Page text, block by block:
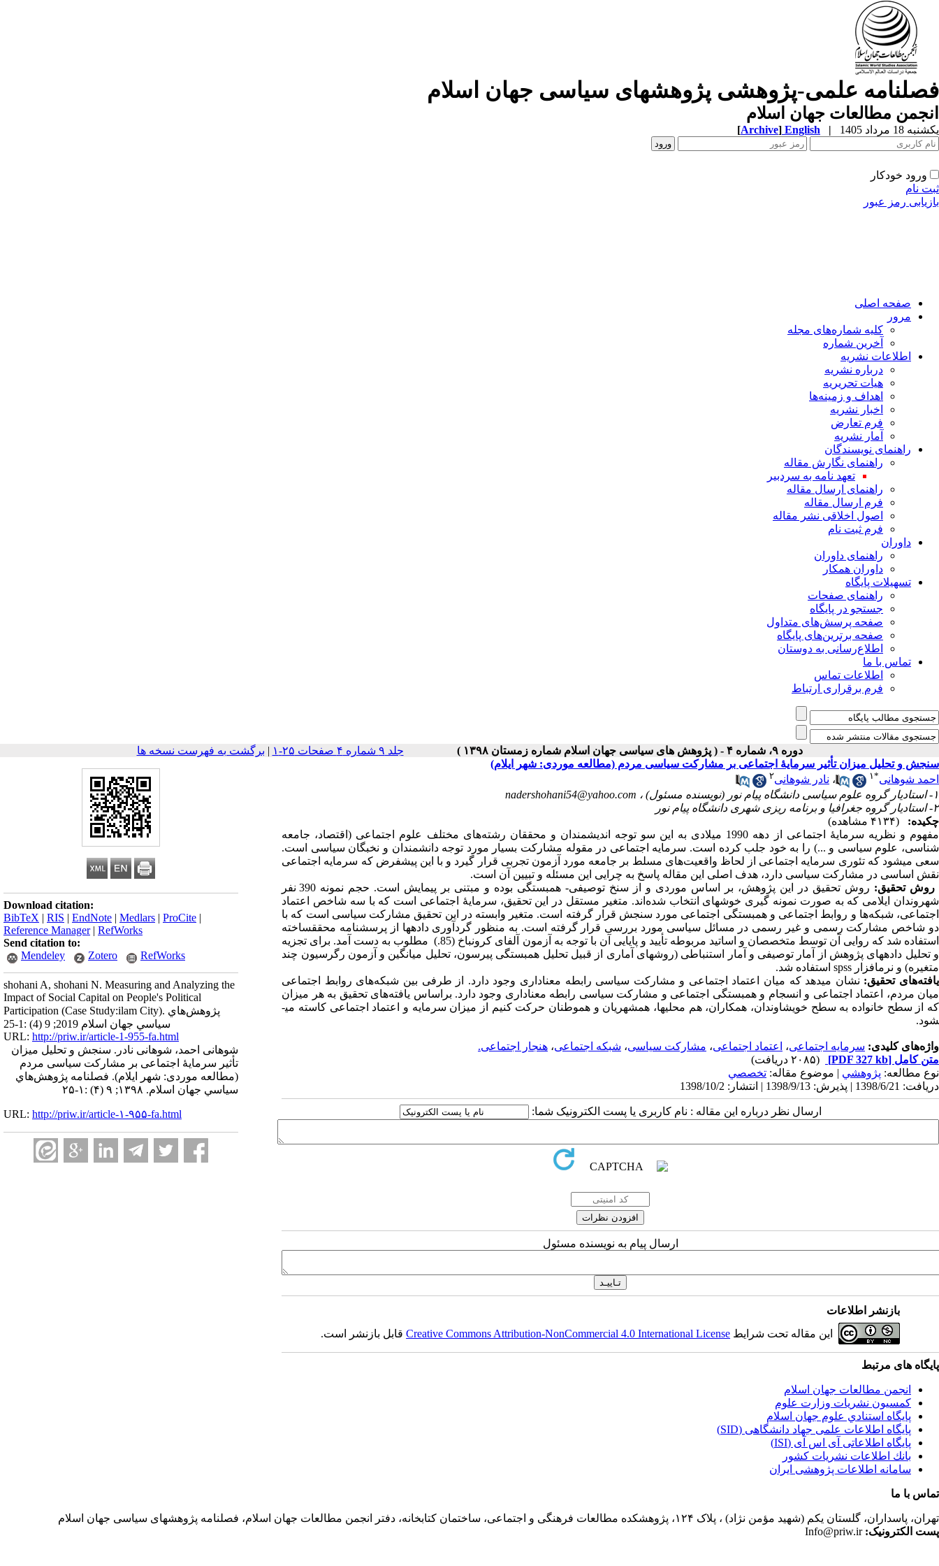
فصلنامه علمی-پژوهشی پژوهشهای سیاسی جهان اسلام
انجمن مطالعات جهان اسلام
یکشنبه 18 مرداد 1405 |
English
[Archive]
ورود خودکار
ثبت نام
بازیابی رمز عبور
صفحه اصلی
مرور
کلیه شماره‌های مجله
آخرین شماره
اطلاعات نشریه
درباره نشریه
هیات تحریریه
اهداف و زمینه‌ها
اخبار نشریه
فرم تعارض
آمار نشریه
راهنمای نویسندگان
راهنمای نگارش مقاله
تعهد نامه به سردبیر
راهنمای ارسال مقاله
فرم ارسال مقاله
اصول اخلاقی نشر مقاله
فرم ثبت نام
داوران
راهنمای داوران
داوران همکار
تسهیلات پایگاه
راهنمای صفحات
جستجو در پایگاه
صفحه پرسش‌های متداول
صفحه برترین‌های پایگاه
اطلاع‌رسانی به دوستان
تماس با ما
اطلاعات تماس
فرم برقراری ارتباط
دوره ۹، شماره ۴ - ( پژوهش های سیاسی جهان اسلام شماره زمستان ۱۳۹۸ ) جلد ۹ شماره ۴ صفحات ۲۵-۱ | برگشت به فهرست نسخه ها
Download citation:
BibTeX | RIS | EndNote | Medlars | ProCite |
Reference Manager| RefWorks
Send citation to:
Mendeley
Zotero RefWorks
shohani A, shohani N. Measuring and Analyzing the
Impact of Social Capital on People's Political
Participation (Case Study:ilam City). پژوهش‌هاي
سياسي جهان اسلام 2019; 9 (4) :1-25
URL: http://priw.ir/article-1-955-fa.html
شوهانی احمد، شوهانی نادر. سنجش و تحلیل میزان
تأثیر سرمایۀ اجتماعی بر مشارکت سیاسی مردم
(مطالعه موردی: شهر ایلام). فصلنامه پژوهش‌هاي
سياسي جهان اسلام. ۱۳۹۸; ۹ (۴) :۱-۲۵
URL: http://priw.ir/article-۱-۹۵۵-fa.html
سنجش و تحلیل میزان تأثیر سرمایۀ اجتماعی بر مشارکت سیاسی مردم (مطالعه موردی: شهر ایلام)
احمد شوهانی*۱ ، نادر شوهانی۲
۱- استادیار گروه علوم سیاسی دانشگاه پیام نور (نویسنده مسئول) ،
nadershohani54@yahoo.com
۲- استادیار گروه جغرافیا و برنامه ریزی شهری دانشگاه پیام نور
چکیده:
(۴۱۳۴ مشاهده)
مفهوم و نظریه سرمایۀ اجتماعی از دهه 1990 میلادی به این سو توجه اندیشمندان و محققان رشته‌های مختلف علوم اجتماعی (اقتصاد، جامعه
شناسی، علوم سیاسی و ...) را به خود جلب کرده است. سرمایه اجتماعی در مقوله مشارکت بسیار مورد توجه دانشمندان و نخبگان سیاسی است.
سعی می­شود که تئوری سرمایه اجتماعی از لحاظ واقعیت‌های مسلط بر جامعه مورد آزمون تجربی قرار گیرد و با این پیش­فرض که سرمایه اجتماعی
نقش اساسی در مشارکت سیاسی دارد، هدف اصلی این مقاله پاسخ به چرایی این مسئله و تبیین آن است.
روش تحقیق:
روش تحقیق در این پژوهش، بر اساس موردی و از سنخ توصیفی- همبستگی بوده و مبتنی بر پیمایش است. حجم نمونه 390 نفر
شهروندان ایلامی که به صورت نمونه گیری خوشه­ای انتخاب شده‌اند. متغیر مستقل در این تحقیق، سرمایۀ اجتماعی است که با سه شاخص اعتماد
اجتماعی، شبکه‌ها و روابط اجتماعی و همبستگی اجتماعی مورد سنجش قرار گرفته است. متغیر وابسته در این تحقیق مشارکت سیاسی است که با
دو شاخص مشارکت رسمی و غیر رسمی در مسائل سیاسی مورد بررسی قرار گرفته است. به منظور گردآوری داده­ها از پرسشنامه محقق­ساخته
استفاده شد که روایی آن توسط متخصصان و اساتید مربوطه تأیید و پایایی آن با توجه به آزمون آلفای کرونباخ (85.) مطلوب به دست آمد. برای تجزیه
و تحلیل داده­های پژوهش از آمار توصیفی و آمار استنباطی (روش­های آماری از قبیل تحلیل همبستگی پیرسون، تحلیل میانگین و آزمون رگرسیون چند
متغیره) و نرم­افزار spss استفاده شد.
یافته‌های تحقیق: نشان می­دهد که میان اعتماد اجتماعی و مشارکت سیاسی رابطه معناداری وجود دارد. از طرفی بین شبکه‌های روابط اجتماعی
میان مردم، اعتماد اجتماعی و انسجام و همبستگی اجتماعی و مشارکت سیاسی رابطه معناداری وجود دارد. براساس یافته‌های تحقیق به هر میزان
از سطح خانواده به سطح خویشاوندان، همکاران، هم محلی­ها، همشهریان و هموطنان حرکت کنیم از میزان سرمایه و اعتماد اجتماعی کاسته می­
شود.
واژه‌های کلیدی: سرمایه اجتماعی، اعتماد اجتماعی، مشارکت سیاسی، شبکه اجتماعی، هنجار اجتماعی.
متن کامل [PDF 327 kb]
(۲۰۸۵ دریافت)
نوع مطالعه: پژوهشي | موضوع مقاله: تخصصي
دریافت: 1398/6/21 | پذیرش: 1398/9/13 | انتشار: 1398/10/2
ارسال نظر درباره این مقاله : نام کاربری یا پست الکترونیک شما:
ارسال پیام به نویسنده مسئول
بازنشر اطلاعات
این مقاله تحت شرایط Creative Commons Attribution-NonCommercial 4.0 International Licenseقابل بازنشر است.
پایگاه های مرتبط
انجمن مطالعات جهان اسلام
کمسیون نشریات وزارت علوم
پايگاه استنادي علوم جهان اسلام
پایگاه اطلاعات علمی جهاد دانشگاهی (SID)
پایگاه اطلاعاتی آی اس آی (ISI)
بانك اطلاعات نشريات كشور
سامانه اطلاعات پژوهشی ایران
تماس با ما
تهران، پاسداران، گلستان یکم (شهید مؤمن نژاد) ، پلاک ۱۲۴، پژوهشکده مطالعات فرهنگی و اجتماعی، ساختمان کتابخانه، دفتر انجمن مطالعات جهان اسلام، فصلنامه پژوهشهای سیاسی جهان اسلام
پست الکترونیک:Info@priw.ir